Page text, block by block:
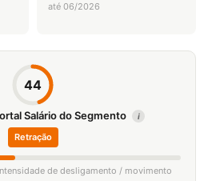
até 06/2026
44
Salário do Segmento i
Retração
de desligamento / movimento